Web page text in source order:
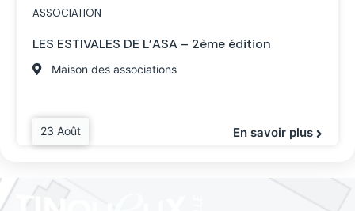
ASSOCIATION
LES ESTIVALES DE L’ASA – 2ème édition
Maison des associations
23 Août En savoir plus